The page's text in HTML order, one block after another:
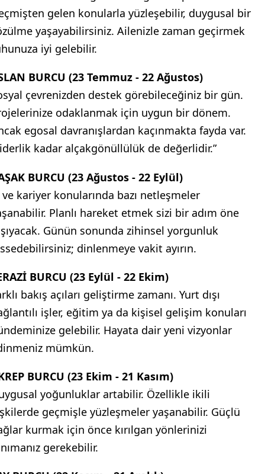
gelen konularla yüzleşebilir, duygusal bir
yaşayabilirsiniz. Ailenizle zaman geçirmek
iyi gelebilir.
BURCU (23 Temmuz - 22 Ağustos)
çevrenizden destek görebileceğiniz bir gün.
odaklanmak için uygun bir dönem.
egosal davranışlardan kaçınmakta fayda var.
kadar alçakgönüllülük de değerlidir.”
BURCU (23 Ağustos - 22 Eylül)
kariyer konularında bazı netleşmeler
Planlı hareket etmek sizi bir adım öne
Günün sonunda zihinsel yorgunluk
dinlenmeye vakit ayırın.
BURCU (23 Eylül - 22 Ekim)
bakış açıları geliştirme zamanı. Yurt dışı
işler, eğitim ya da kişisel gelişim konuları
gelebilir. Hayata dair yeni vizyonlar
mümkün.
BURCU (23 Ekim - 21 Kasım)
yoğunluklar artabilir. Özellikle ikili
geçmişle yüzleşmeler yaşanabilir. Güçlü
kurmak için önce kırılgan yönlerinizi
gerekebilir.